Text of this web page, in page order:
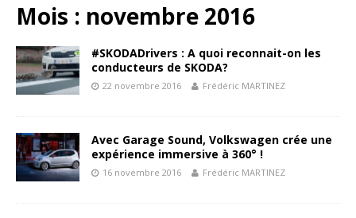
Mois : novembre 2016
#SKODADrivers : A quoi reconnait-on les
conducteurs de SKODA?
22 novembre 2016 Frédéric MARTINEZ
Avec Garage Sound, Volkswagen crée une
expérience immersive à 360° !
16 novembre 2016 Frédéric MARTINEZ